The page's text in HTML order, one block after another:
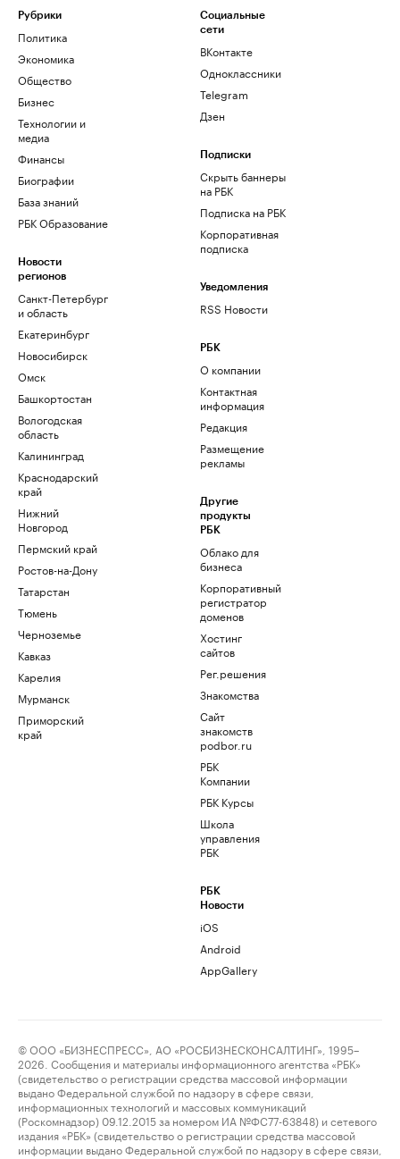
Рубрики
Политика
Экономика
Общество
Бизнес
Технологии и
медиа
Финансы
Биографии
База знаний
РБК Образование
Новости
регионов
Санкт-Петербург
и область
Екатеринбург
Новосибирск
Омск
Башкортостан
Вологодская
область
Калининград
Краснодарский
край
Нижний
Новгород
Пермский край
Ростов-на-Дону
Татарстан
Тюмень
Черноземье
Кавказ
Карелия
Мурманск
Приморский
край
Социальные
сети
ВКонтакте
Одноклассники
Telegram
Дзен
Подписки
Скрыть баннеры
на РБК
Подписка на РБК
Корпоративная
подписка
Уведомления
RSS Новости
РБК
О компании
Контактная
информация
Редакция
Размещение
рекламы
Другие
продукты
РБК
Облако для
бизнеса
Корпоративный
регистратор
доменов
Хостинг
сайтов
Рег.решения
Знакомства
Сайт
знакомств
podbor.ru
РБК
Компании
РБК Курсы
Школа
управления
РБК
РБК
Новости
iOS
Android
AppGallery
© ООО «БИЗНЕСПРЕСС», АО «РОСБИЗНЕСКОНСАЛТИНГ», 1995–
2026. Сообщения и материалы информационного агентства «РБК»
(свидетельство о регистрации средства массовой информации
выдано Федеральной службой по надзору в сфере связи,
информационных технологий и массовых коммуникаций
(Роскомнадзор) 09.12.2015 за номером ИА №ФС77-63848) и сетевого
издания «РБК» (свидетельство о регистрации средства массовой
информации выдано Федеральной службой по надзору в сфере связи,